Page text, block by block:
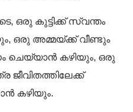
ഒരു കുട്ടിക്ക് സ്വന്തം
ഒരു അമ്മയ്ക്ക് വീണ്ടും
ചെയ്യാൻ കഴിയും, ഒരു
കഴിയും.